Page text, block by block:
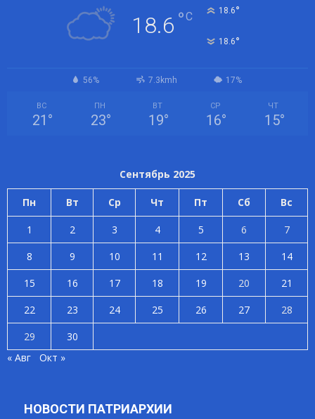
18.6 °C 18.6°
18.6°
56% 7.3kmh 17%
ВС
21 °
ПН
23°
ВТ
19°
СР
16°
ЧТ
15°
Сентябрь 2025
Пн Вт Ср Чт Пт Сб Вс
1 2 3 4 5 6
7
8
9 10 11 12 13
14
15
16 17 18 19 20
21
22
23 24 25 26 27
28
29
30
« Авг
Окт »
НОВОСТИ ПАТРИАРХИИ